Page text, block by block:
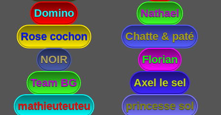
Domino
Nathael
Rose cochon
Chatte & paté
NOIR
Florian
Team BG
Axel le sel
mathieuteuteu
princesse sol